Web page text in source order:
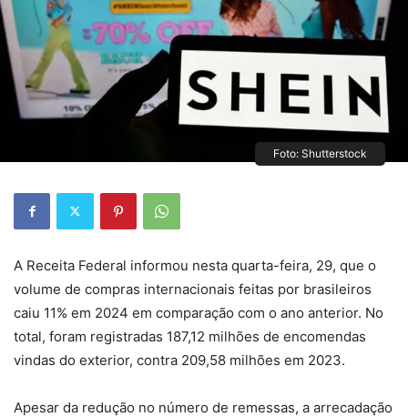
Foto: Shutterstock
A Receita Federal informou nesta quarta-feira, 29, que o
volume de compras internacionais feitas por brasileiros
caiu 11% em 2024 em comparação com o ano anterior. No
total, foram registradas 187,12 milhões de encomendas
vindas do exterior, contra 209,58 milhões em 2023.
Apesar da redução no número de remessas, a arrecadação